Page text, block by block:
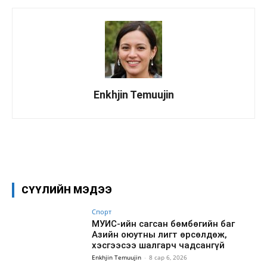
Enkhjin Temuujin
СҮҮЛИЙН МЭДЭЭ
Спорт
МУИС-ийн сагсан бөмбөгийн баг
Азийн оюутны лигт өрсөлдөж,
хэсгээсээ шалгарч чадсангүй
Enkhjin Temuujin - 8 сар 6, 2026